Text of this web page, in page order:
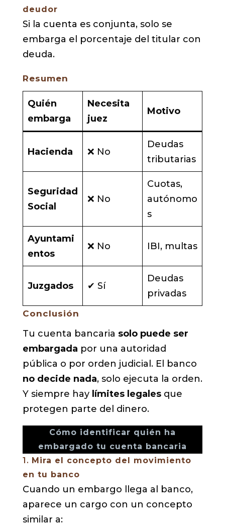
deudor
Si la cuenta es conjunta, solo se
embarga el porcentaje del titular con
deuda.
Resumen
Quién
embarga
Necesita
juez
Motivo
Hacienda ❌ No
Deudas
tributarias
Seguridad
Social
❌ No
Cuotas,
autónomo
s
Ayuntami
entos
❌ No IBI, multas
Juzgados ✔ Sí
Deudas
privadas
Conclusión
Tu cuenta bancaria solo puede ser
embargada por una autoridad
pública o por orden judicial. El banco
no decide nada, solo ejecuta la orden.
Y siempre hay límites legalesque
protegen parte del dinero.
Cómo identificar quién ha
embargado tu cuenta bancaria
1. Mira el concepto del movimiento
en tu banco
Cuando un embargo llega al banco,
aparece un cargo con un concepto
similar a: